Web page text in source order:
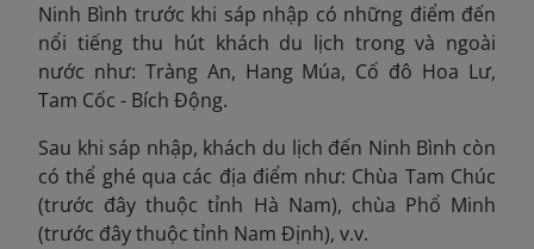
Ninh Bình trước khi sáp nhập có những điểm đến
nổi tiếng thu hút khách du lịch trong và ngoài
nước như: Tràng An, Hang Múa, Cố đô Hoa Lư,
Tam Cốc - Bích Động.
Sau khi sáp nhập, khách du lịch đến Ninh Bình còn
có thể ghé qua các địa điểm như: Chùa Tam Chúc
(trước đây thuộc tỉnh Hà Nam), chùa Phổ Minh
(trước đây thuộc tỉnh Nam Định), v.v.